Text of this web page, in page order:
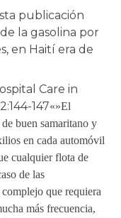
publicación
la gasolina por
en Haití era de
Care in
147«»El
buen samaritano y
en cada automóvil
cualquier flota de
de las
que requiera
más frecuencia,